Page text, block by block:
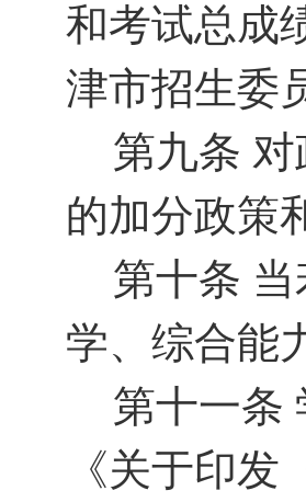
和考试总成
津市招生委
第九条
的加分政策
第十条
学、综合能
第十一条
《关于印